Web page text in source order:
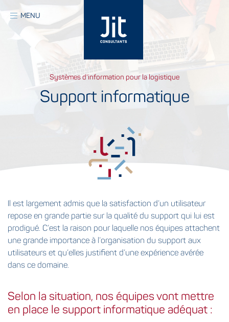
contenu
principal
MENU
Systèmes d'information pour la logistique
Support informatique
Il est largement admis que la satisfaction d’un utilisateur
repose en grande partie sur la qualité du support qui lui est
prodigué. C’est la raison pour laquelle nos équipes attachent
une grande importance à l’organisation du support aux
utilisateurs et qu’elles justifient d’une expérience avérée
dans ce domaine.
Selon la situation, nos équipes vont mettre
en place le support informatique adéquat :